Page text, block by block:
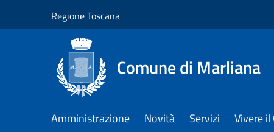
Regione Toscana
Comune di Marliana
Amministrazione Novità Servizi Vivere